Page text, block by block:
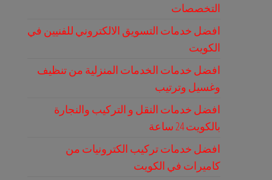
التخصصات
افضل خدمات التسويق الالكتروني للفنيين في
الكويت
افضل خدمات الخدمات المنزلية من تنظيف
وغسيل وترتيب
افضل خدمات النقل و التركيب والنجارة
بالكويت 24 ساعة
افضل خدمات تركيب الكترونيات من
كاميرات في الكويت